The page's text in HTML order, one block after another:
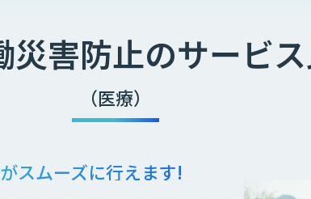
災害防止のサービ
（医療）
スムーズに行えます!